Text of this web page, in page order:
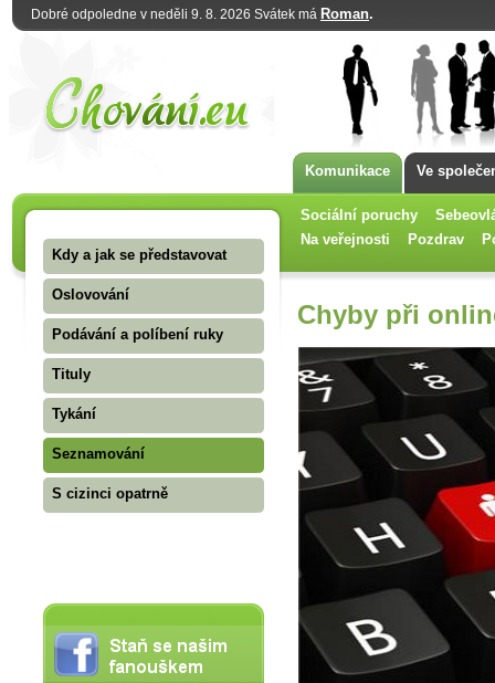
Dobré odpoledne v neděli 9. 8. 2026 Svátek má Roman.
Komunikace Ve
Sociální poruchy
Na veřejnosti
Pozdrav
Kdy a jak se představovat
Oslovování
Podávání a políbení ruky
Tituly
Tykání
Seznamování
S cizinci opatrně
Chyby při